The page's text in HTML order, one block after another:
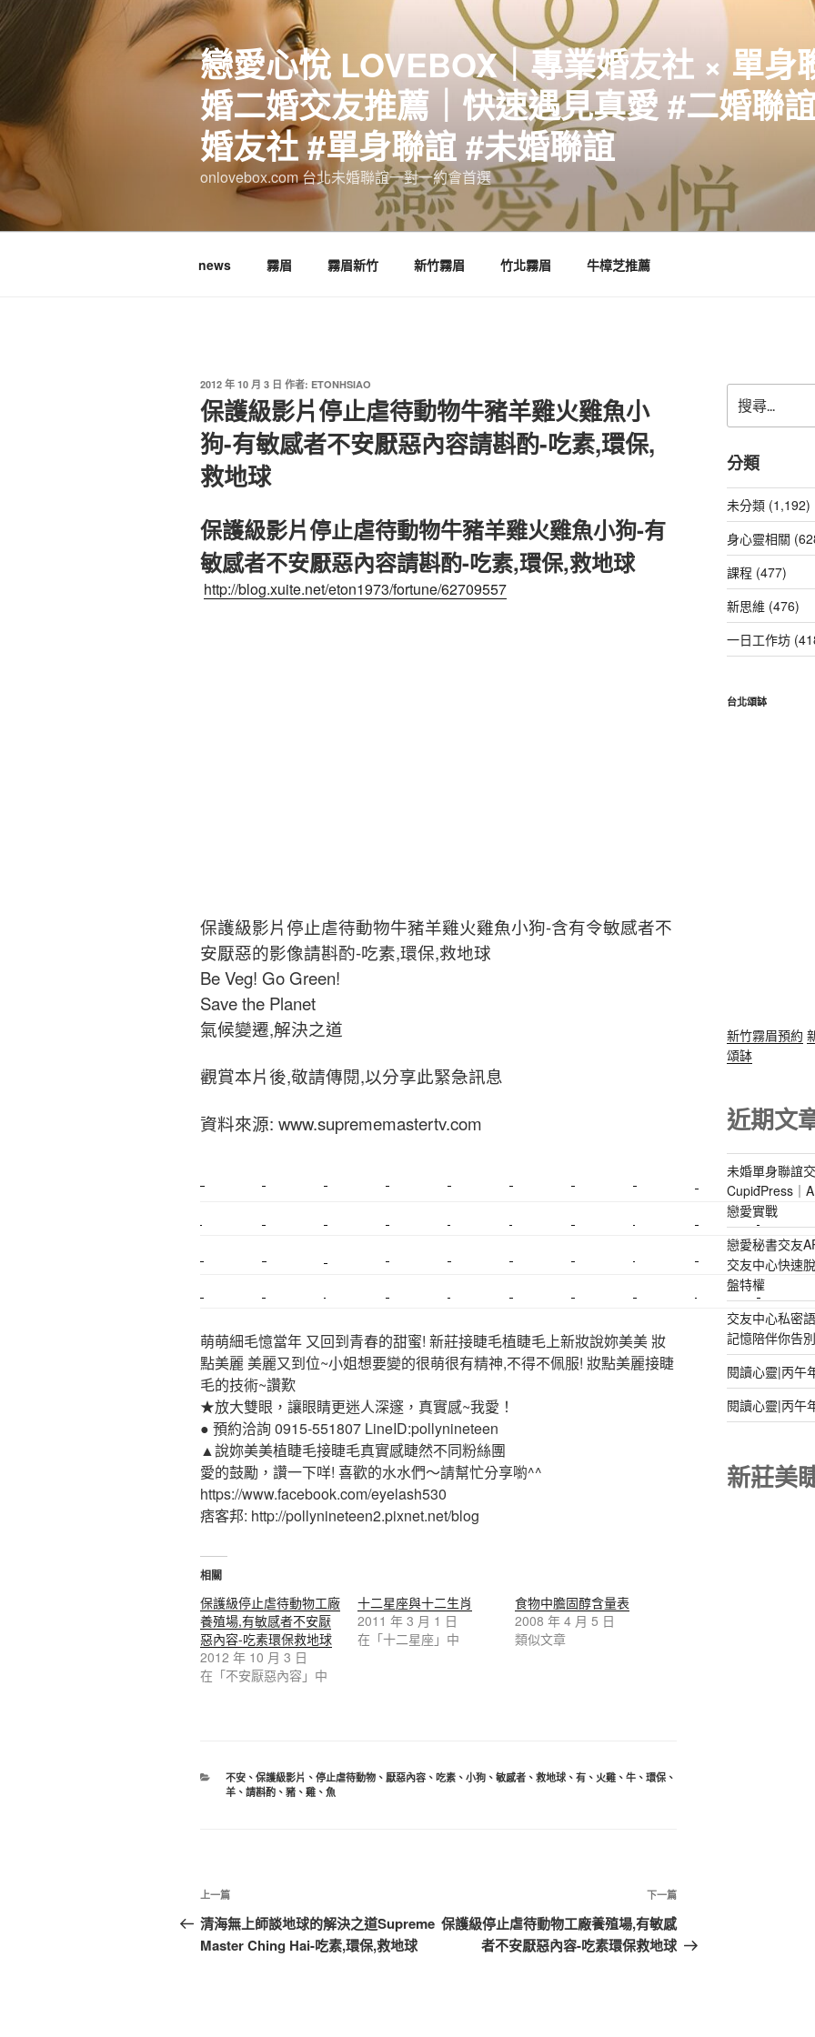
跳
至
容
戀愛心悅 LOVEBOX｜專業婚友社 × 單身
婚二婚交友推薦｜快速遇見真愛 #二婚聯
婚友社 #單身聯誼 #未婚聯誼
onlovebox.com 台北未婚聯誼一對一約會首選
news 霧眉 霧眉新竹 新竹霧眉 竹北霧眉 牛樟芝推薦
發
佈
於
2012 年 10 月 3 日 作者: ETONHSIAO
保護級影片停止虐待動物牛豬羊雞火雞魚小
狗-有敏感者不安厭惡內容請斟酌-吃素,環保,
救地球
保護級影片停止虐待動物牛豬羊雞火雞魚小狗-有
敏感者不安厭惡內容請斟酌-吃素,環保,救地球
http://blog.xuite.net/eton1973/fortune/62709557
保護級影片停止虐待動物牛豬羊雞火雞魚小狗-含有令敏感者不
安厭惡的影像請斟酌-吃素,環保,救地球
Be Veg! Go Green!
Save the Planet
氣候變遷,解決之道
觀賞本片後,敬請傳閱,以分享此緊急訊息
資料來源: www.suprememastertv.com
萌萌細毛憶當年 又回到青春的甜蜜! 新莊接睫毛植睫毛上新妝說妳美美 妝
點美麗 美麗又到位~小姐想要變的很萌很有精神,不得不佩服! 妝點美麗接睫
毛的技術~讚歎
★放大雙眼，讓眼睛更迷人深邃，真實感~我愛！
● 預約洽詢 0915-551807 LineID:pollynineteen
▲說妳美美植睫毛接睫毛真實感睫然不同粉絲團
愛的鼓勵，讚一下咩! 喜歡的水水們～請幫忙分享喲^^
https://www.facebook.com/eyelash530
痞客邦: http://pollynineteen2.pixnet.net/blog
相關
保護級停止虐待動物工廠
養殖場,有敏感者不安厭
惡內容-吃素環保救地球
2012 年 10 月 3 日
在「不安厭惡內容」中
十二星座與十二生肖
2011 年 3 月 1 日
在「十二星座」中
食物中膽固醇含量表
2008 年 4 月 5 日
類似文章
分
類
不安、 保護級影片 、 停止虐待動物、 厭惡內容、 吃素、 小狗、 敏感者、 救地球、 有、 火雞、 牛、 環保、
羊、 請斟酌、 豬、 雞、 魚
文
章
導
上
一
篇
上一篇
清海無上師談地球的解決之道Supreme
Master Ching Hai-吃素,環保,救地球
下
一
篇
下一篇
保護級停止虐待動物工廠養殖場,有敏感
者不安厭惡內容-吃素環保救地球
尋
關
鍵
字:
分類
未分類 (1,192)
身心靈相關
課程 (477)
新思維 (476)
一日工作坊
台北頌缽
新竹霧眉預約
頌缽
近期文
未婚單身聯誼
CupidPress｜
戀愛實戰
戀愛秘書交友
交友中心快速
盤特權
交友中心私密
記憶陪伴你告
閱讀心靈|丙午
閱讀心靈|丙午
新莊美